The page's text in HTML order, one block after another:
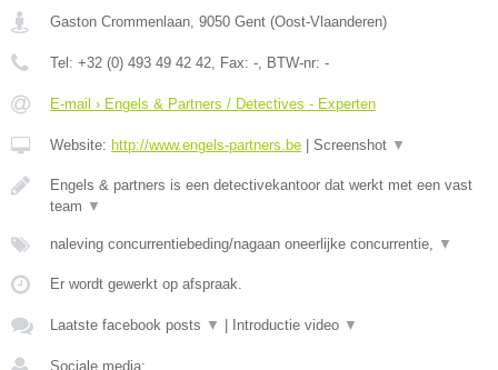
Gaston Crommenlaan, 9050 Gent (Oost-Vlaanderen)
Tel: +32 (0) 493 49 42 42, Fax: -, BTW-nr: -
E-mail › Engels & Partners / Detectives - Experten
Website: http://www.engels-partners.be Screenshot ▼
Engels & partners is een detectivekantoor dat werkt met een vast
team ▼
naleving concurrentiebeding/nagaan oneerlijke concurrentie, ▼
Er wordt gewerkt op afspraak.
Laatste facebook posts ▼ Introductie video ▼
Sociale media: